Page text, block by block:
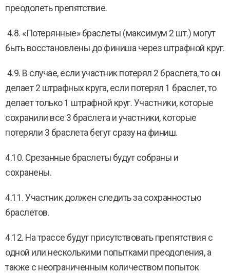
преодолеть препятствие.
4.8. «Потерянные» браслеты (максимум 2 шт.) могут
быть восстановлены до финиша через штрафной круг.
4.9. В случае, если участник потерял 2 браслета, то он
делает 2 штрафных круга, если потерял 1 браслет, то
делает только 1 штрафной круг. Участники, которые
сохранили все 3 браслета и участники, которые
потеряли 3 браслета бегут сразу на финиш.
4.10. Срезанные браслеты будут собраны и
сохранены.
4.11. Участник должен следить за сохранностью
браслетов.
4.12. На трассе будут присутствовать препятствия с
одной или несколькими попытками преодоления, а
также с неограниченным количеством попыток